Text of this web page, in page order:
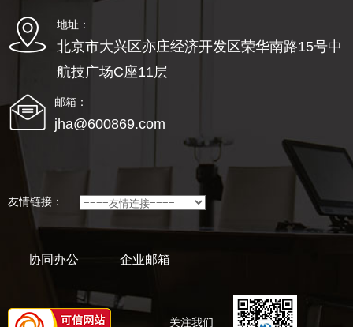
地址：
北京市大兴区亦庄经济开发区荣华南路15号中
航技广场C座11层
邮箱：
jha@600869.com
友情链接：
协同办公 企业邮箱
关注我们